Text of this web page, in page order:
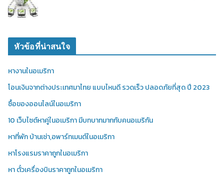
หัวข้อที่น่าสนใจ
หางานในอเมริกา
โอนเงินจากต่างประเทศมาไทย แบบไหนดี รวดเร็ว ปลอดภัยที่สุด ปี 2023
ซื้อของออนไลน์ในอเมริกา
10 เว็บไซต์หาคู่ในอเมริกา มีบทบาทมากกับคนอเมริกัน
หาที่พัก บ้านเช่า,อพาร์ทเมนต์ในอเมริกา
หาโรงแรมราคาถูกในอเมริกา
หา ตั๋วเครื่องบินราคาถูกในอเมริกา